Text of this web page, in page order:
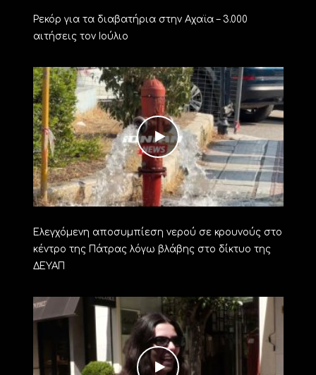
Ρεκόρ για τα διαβατήρια στην Αχαϊα – 3.000
αιτήσεις τον Ιούλιο
Ελεγχόμενη αποσυμπίεση νερού σε κρουνούς στο
κέντρο της Πάτρας λόγω βλάβης στο δίκτυο της
ΔΕΥΑΠ